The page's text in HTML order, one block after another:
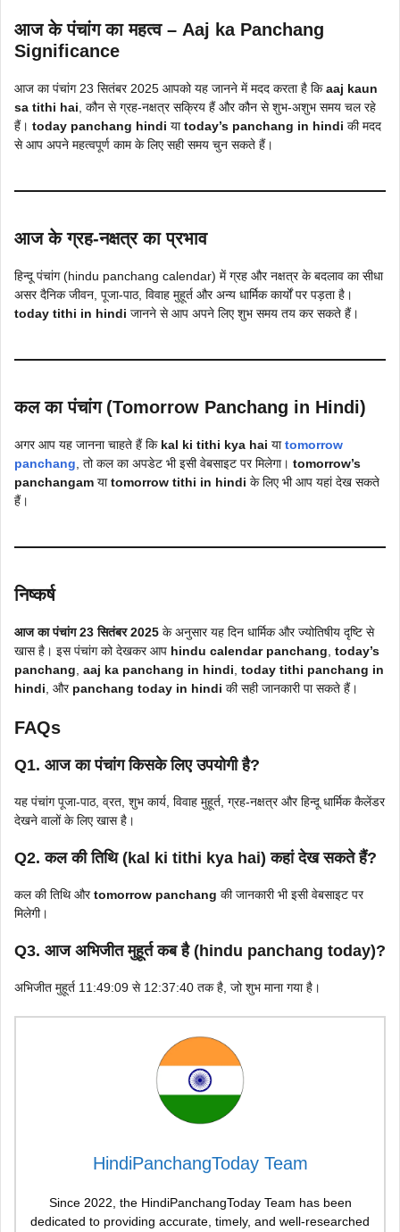
आज के पंचांग का महत्व – Aaj ka Panchang
Significance
आज का पंचांग 23 सितंबर 2025 आपको यह जानने में मदद करता है किaaj kaun
sa tithi hai , कौन से ग्रह-नक्षत्र सक्रिय हैं और कौन से शुभ-अशुभ समय चल रहे
हैं। today panchang hindi याtoday’s panchang in hindi की मदद
से आप अपने महत्वपूर्ण काम के लिए सही समय चुन सकते हैं।
आज के ग्रह-नक्षत्र का प्रभाव
हिन्दू पंचांग (hindu panchang calendar) में ग्रह और नक्षत्र के बदलाव का सीधा
असर दैनिक जीवन, पूजा-पाठ, विवाह मुहूर्त और अन्य धार्मिक कार्यों पर पड़ता है।
today tithi in hindi जानने से आप अपने लिए शुभ समय तय कर सकते हैं।
कल का पंचांग (Tomorrow Panchang in Hindi)
अगर आप यह जानना चाहते हैं कि kal ki tithi kya hai याtomorrow
panchang , तो कल का अपडेट भी इसी वेबसाइट पर मिलेगा। tomorrow’s
panchangam याtomorrow tithi in hindi के लिए भी आप यहां देख सकते
हैं।
निष्कर्ष
आज का पंचांग 23 सितंबर 2025 के अनुसार यह दिन धार्मिक और ज्योतिषीय दृष्टि से
खास है। इस पंचांग को देखकर आप hindu calendar panchang today’s
panchang aaj ka panchang in hindi today tithi panchang in
hindi , और panchang today in hindi की सही जानकारी पा सकते हैं।
FAQs
Q1. आज का पंचांग किसके लिए उपयोगी है?
यह पंचांग पूजा-पाठ, व्रत, शुभ कार्य, विवाह मुहूर्त, ग्रह-नक्षत्र और हिन्दू धार्मिक कैलेंडर
देखने वालों के लिए खास है।
Q2. कल की तिथि (kal ki tithi kya hai) कहां देख सकते हैं?
कल की तिथि औरtomorrow panchang की जानकारी भी इसी वेबसाइट पर
मिलेगी।
Q3. आज अभिजीत मुहूर्त कब है (hindu panchang today)?
अभिजीत मुहूर्त 11:49:09 से 12:37:40 तक है, जो शुभ माना गया है।
HindiPanchangToday Team
Since 2022, the HindiPanchangToday Team has been
dedicated to providing accurate, timely, and well-researched